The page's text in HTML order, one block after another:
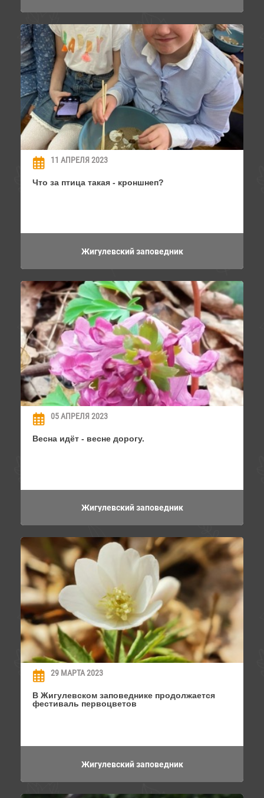
11 АПРЕЛЯ 2023
Что за птица такая - кроншнеп?
Жигулевский заповедник
05 АПРЕЛЯ 2023
Весна идёт - весне дорогу.
Жигулевский заповедник
29 МАРТА 2023
В Жигулевском заповеднике продолжается
фестиваль первоцветов
Жигулевский заповедник